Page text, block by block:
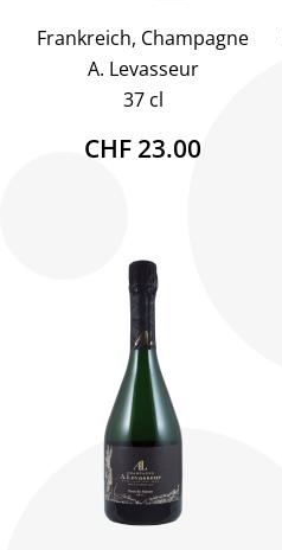
Frankreich, Champagne
A. Levasseur
37 cl
CHF 23.00